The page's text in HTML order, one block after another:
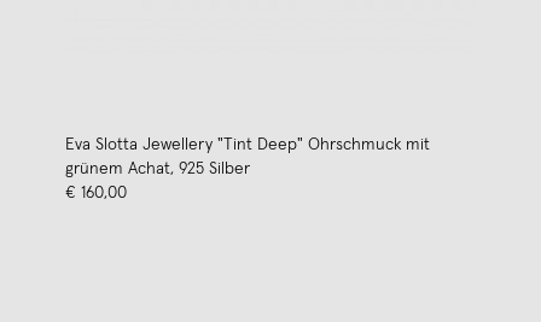
Eva Slotta Jewellery "Tint Deep" Ohrschmuck mit
grünem Achat, 925 Silber
€ 160,00